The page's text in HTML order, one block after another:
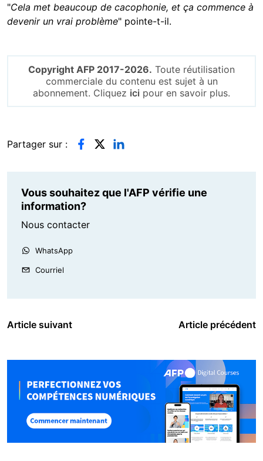
"Cela met beaucoup de cacophonie, et ça commence à
devenir un vrai problème" pointe-t-il.
Copyright AFP 2017-2026. Toute réutilisation
commerciale du contenu est sujet à un
abonnement. Cliquez ici pour en savoir plus.
Partager sur :
Vous souhaitez que l'AFP vérifie une
information?
Nous contacter
WhatsApp
Courriel
Article suivant Article précédent